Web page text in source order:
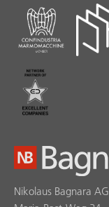
Nikolaus Bagnara AG